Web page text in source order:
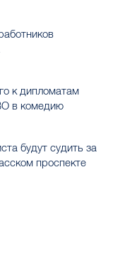
к дипломатам
в комедию
будут судить за
проспекте